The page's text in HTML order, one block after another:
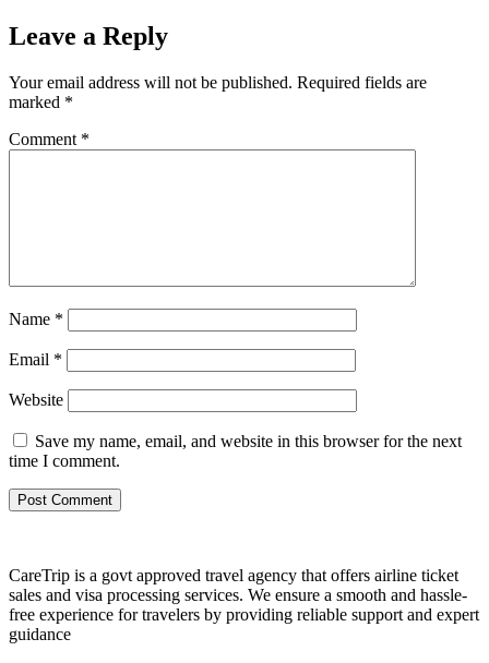
Leave a Reply
Your email address will not be published. Required fields are
marked *
Comment *
Name *
Email *
Website
Save my name, email, and website in this browser for the next
time I comment.
CareTrip is a govt approved travel agency that offers airline ticket
sales and visa processing services. We ensure a smooth and hassle-
free experience for travelers by providing reliable support and expert
guidance